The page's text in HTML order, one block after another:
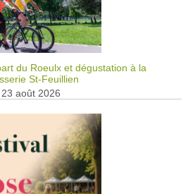
du Roeulx et dégustation à la
St-Feuillien
23 août 2026